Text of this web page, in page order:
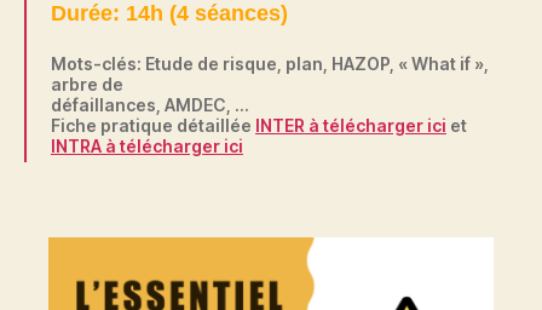
Durée: 14h (4 séances)
Mots-clés: Etude de risque, plan, HAZOP, « What if »,
arbre de
défaillances, AMDEC, …
Fiche pratique détaillée INTER à télécharger ici et
INTRA à télécharger ici